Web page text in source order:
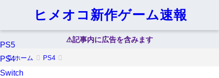
ヒメオコ新作ゲーム速報
PS5
PS4
Switch
⚠︎記事内に広告を含みます
ホーム PS4